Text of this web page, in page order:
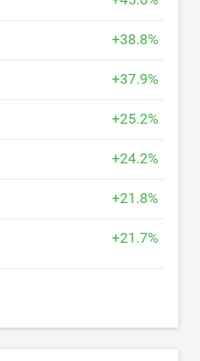
+38.8%
+37.9%
+25.2%
+24.2%
+21.8%
+21.7%